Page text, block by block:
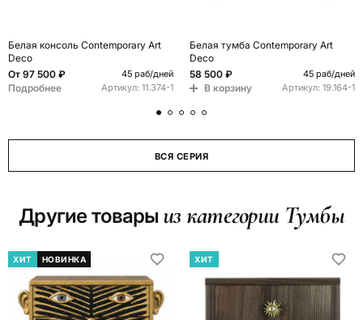
Белая консоль Сontemporary Art
Deco
От 97 500 ₽ 45 раб/дней
Подробнее Артикул: 11.374-1
Белая тумба Сontemporary Art
Deco
58 500 ₽
45 раб/дней
В корзину Артикул: 19.164-1
ВСЯ СЕРИЯ
Другие товары из категории Тумбы
ХИТ НОВИНКА ХИТ